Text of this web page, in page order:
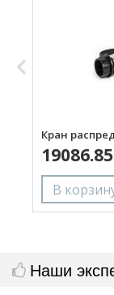
Кран
Наши